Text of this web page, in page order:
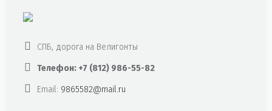
СПБ, дорога на Велигонты
Телефон: +7 (812) 986-55-82
Email: 9865582@mail.ru